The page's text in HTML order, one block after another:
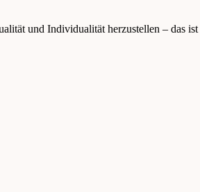
und Individualität herzustellen – das